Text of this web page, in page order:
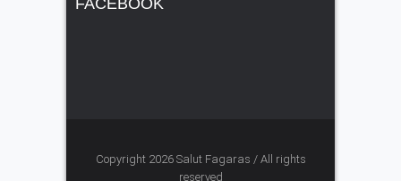
FACEBOOK
Copyright 2026 Salut Fagaras / All rights
reserved